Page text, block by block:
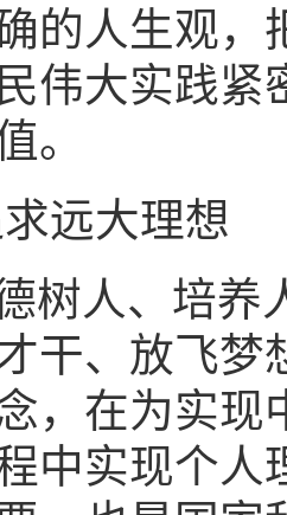
的人生观，
伟大实践
。
求远大理想
树人、培养
干、放飞梦
，在为实
中实现个人